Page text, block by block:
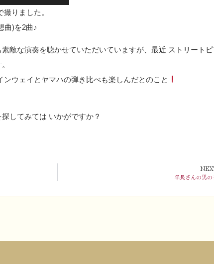
りました。
曲)を2曲♪
敵な演奏を聴かせていただいていますが、最近 ストリートピ
ウェイとヤマハの弾き比べも楽しんだとのこと
してみては いかがですか？
年長さんの男の